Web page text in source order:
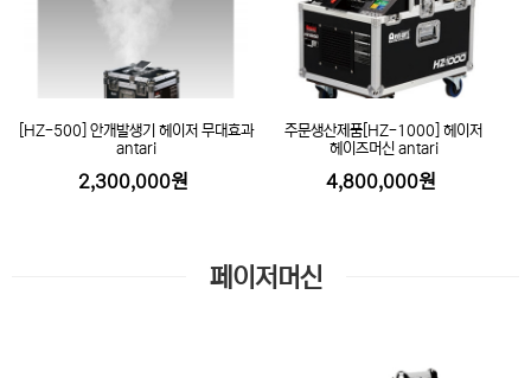
[HZ-500] 안개발생기 헤이저 무대효과
antari
2,300,000원
주문생산제품[HZ-1000] 헤이저
헤이즈머신 antari
4,800,000원
페이저머신